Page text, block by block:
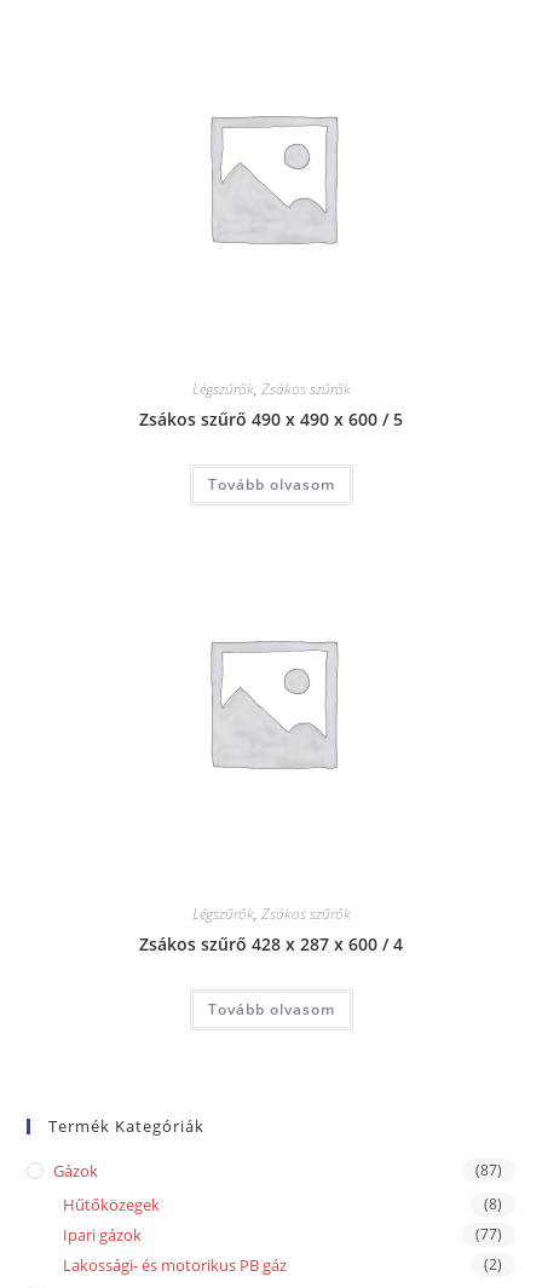
Légszűrők, Zsákos szűrők
Zsákos szűrő 490 x 490 x 600 / 5
Tovább olvasom
Légszűrők, Zsákos szűrők
Zsákos szűrő 428 x 287 x 600 / 4
Tovább olvasom
Termék Kategóriák
Gázok (87)
Hűtőközegek (8)
Ipari gázok (77)
Lakossági- és motorikus PB gáz (2)